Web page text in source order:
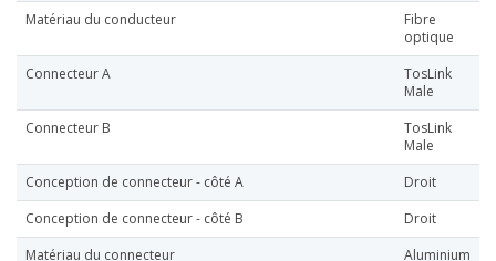
Matériau du conducteur
Fibre
optique
Connecteur A
TosLink
Male
Connecteur B
TosLink
Male
Conception de connecteur - côté A
Droit
Conception de connecteur - côté B
Droit
Matériau du connecteur
Aluminium